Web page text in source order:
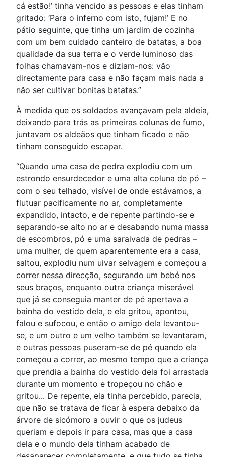
cá estão!’ tinha vencido as pessoas e elas tinham
gritado: ‘Para o inferno com isto, fujam!’ E no
pátio seguinte, que tinha um jardim de cozinha
com um bem cuidado canteiro de batatas, a boa
qualidade da sua terra e o verde luminoso das
folhas chamavam-nos e diziam-nos: vão
directamente para casa e não façam mais nada a
não ser cultivar bonitas batatas.”
À medida que os soldados avançavam pela aldeia,
deixando para trás as primeiras colunas de fumo,
juntavam os aldeãos que tinham ficado e não
tinham conseguido escapar.
“Quando uma casa de pedra explodiu com um
estrondo ensurdecedor e uma alta coluna de pó –
com o seu telhado, visível de onde estávamos, a
flutuar pacificamente no ar, completamente
expandido, intacto, e de repente partindo-se e
separando-se alto no ar e desabando numa massa
de escombros, pó e uma saraivada de pedras –
uma mulher, de quem aparentemente era a casa,
saltou, explodiu num uivar selvagem e começou a
correr nessa direcção, segurando um bebé nos
seus braços, enquanto outra criança miserável
que já se conseguia manter de pé apertava a
bainha do vestido dela, e ela gritou, apontou,
falou e sufocou, e então o amigo dela levantou-
se, e um outro e um velho também se levantaram,
e outras pessoas puseram-se de pé quando ela
começou a correr, ao mesmo tempo que a criança
que prendia a bainha do vestido dela foi arrastada
durante um momento e tropeçou no chão e
gritou... De repente, ela tinha percebido, parecia,
que não se tratava de ficar à espera debaixo da
árvore de sicómoro a ouvir o que os judeus
queriam e depois ir para casa, mas que a casa
dela e o mundo dela tinham acabado de